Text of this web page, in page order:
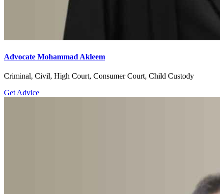
Advocate Mohammad Akleem
Criminal, Civil, High Court, Consumer Court, Child Custody
Get Advice